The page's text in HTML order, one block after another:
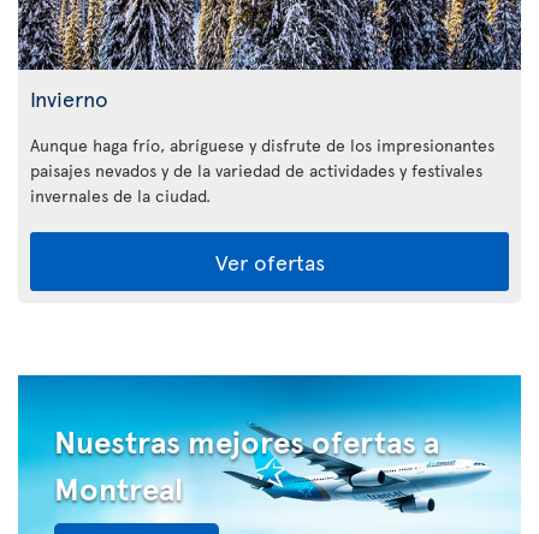
Invierno
Aunque haga frío, abríguese y disfrute de los impresionantes
paisajes nevados y de la variedad de actividades y festivales
invernales de la ciudad.
Ver ofertas
Nuestras mejores ofertas a
Montreal